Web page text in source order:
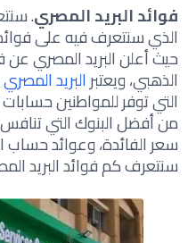
فوائد البريد المصري.
حيث أعلن البريد المصري
الذهبي، ويعتبرالبريد المصري
التي توفر للمواطنين
من أفضل البنوك التي تنافس
سعر الفائدة، وعوائد حساب
سنتعرف كم فوائد البريد